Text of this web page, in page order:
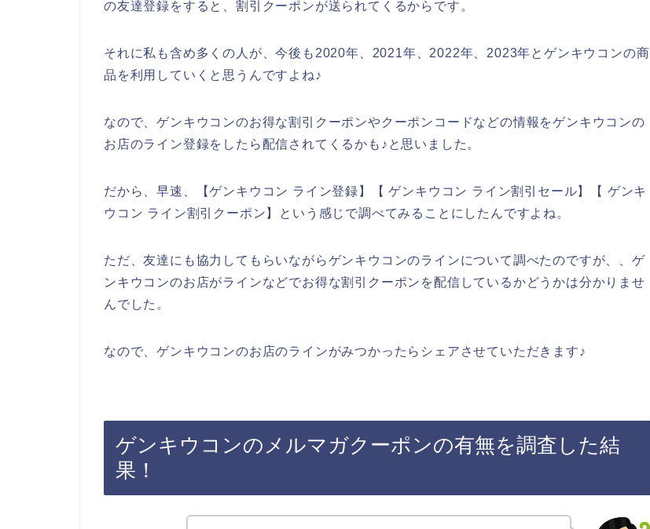
の友達登録をすると、割引クーポンが送られてくるからです。
それに私も含め多くの人が、今後も2020年、2021年、2022年、2023年とゲンキウコンの商
品を利用していくと思うんですよね♪
なので、ゲンキウコンのお得な割引クーポンやクーポンコードなどの情報をゲンキウコンの
お店のライン登録をしたら配信されてくるかも♪と思いました。
だから、早速、【ゲンキウコン ライン登録】【 ゲンキウコン ライン割引セール】【 ゲンキ
ウコン ライン割引クーポン】という感じで調べてみることにしたんですよね。
ただ、友達にも協力してもらいながらゲンキウコンのラインについて調べたのですが、、ゲ
ンキウコンのお店がラインなどでお得な割引クーポンを配信しているかどうかは分かりませ
んでした。
なので、ゲンキウコンのお店のラインがみつかったらシェアさせていただきます♪
ゲンキウコンのメルマガクーポンの有無を調査した結
果！